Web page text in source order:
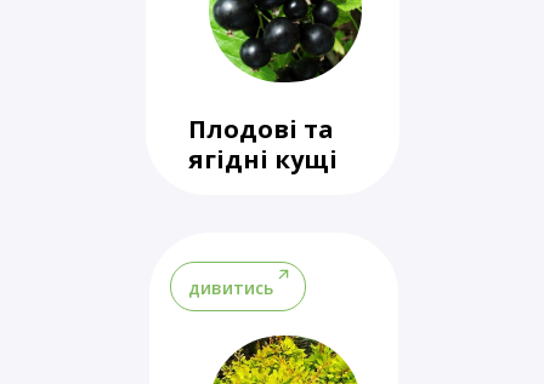
дивитись
Плодові та
ягідні кущі